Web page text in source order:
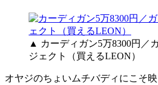
▲ カーディガン5万8300円／
ジェクト（買えるLEON）
オヤジのちょいムチバディにこそ